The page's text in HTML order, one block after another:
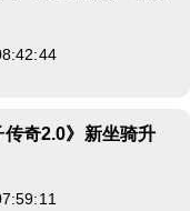
奇2.0》新坐骑升